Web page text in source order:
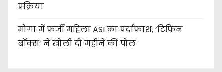
प्रक्रिया
मोगा में फर्जी महिला ASI का पर्दाफाश, ‘टिफिन
बॉक्स’ ने खोली दो महीने की पोल